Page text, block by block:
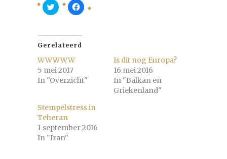
Klik
om
Twitter
(Wordt
een
nieuw
venster
geopend)
Klik
om
Facebook
(Wordt
geopend)
Gerelateerd
WWWWW
5 mei 2017
In "Overzicht"
Is dit nog Europa?
16 mei 2016
In "Balkan en
Griekenland"
Stempelstress in
Teheran
1 september 2016
In "Iran"